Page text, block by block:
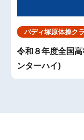
バディ塚原体操ク
令和８年度全国
ンターハイ)